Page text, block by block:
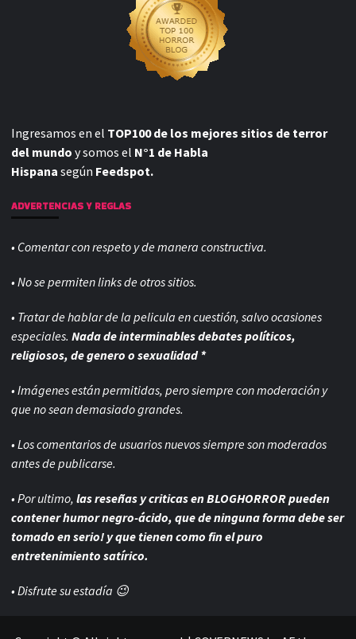
Ingresamos en el TOP100 de los mejores sitios de terror
del mundo y somos el N°1 de Habla
Hispana según Feedspot.
ADVERTENCIAS Y REGLAS
• Comentar con respeto y de manera constructiva.
• No se permiten links de otros sitios.
• Tratar de hablar de la pelicula en cuestión, salvo ocasiones
especiales. Nada de interminables debates políticos,
religiosos, de genero o sexualidad *
• Imágenes están permitidas, pero siempre conmoderación y
que no sean demasiado grandes.
• Los comentarios de usuarios nuevos siempre son moderados
antes de publicarse.
• Por ultimo, las reseñas y criticas en BLOGHORROR pueden
contener humor negro-ácido, que de ninguna forma debe ser
tomado en serio! y que tienen como fin el puro
entretenimiento satírico.
• Disfrute su estadía 😉